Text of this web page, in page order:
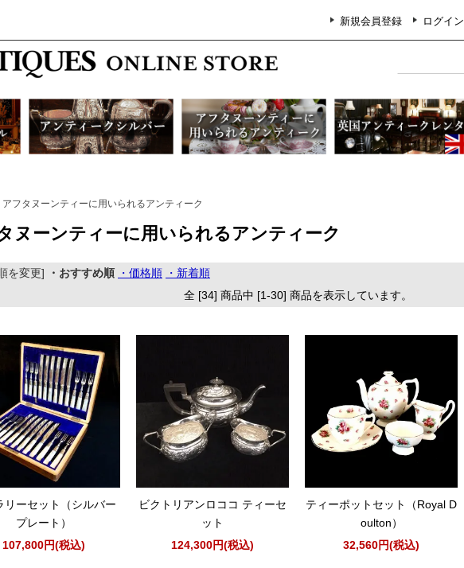
新規会員登録 ログイン
アフタヌーンティーに用いられるアンティーク
ヌーンティーに用いられるアンティーク
を変更] ・おすすめ順 ・価格順
・新着順
全 [34] 商品中 [1-30] 商品を表示しています。
リーセット（シルバー
プレート）
107,800円(税込)
ビクトリアンロココ ティーセ
ット
124,300円(税込)
ティーポットセット（Royal D
oulton）
32,560円(税込)